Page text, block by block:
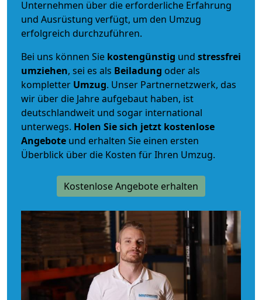
Unternehmen über die erforderliche Erfahrung
und Ausrüstung verfügt, um den Umzug
erfolgreich durchzuführen.
Bei uns können Sie kostengünstig und stressfrei
umziehen, sei es als Beiladung oder als
kompletter Umzug. Unser Partnernetzwerk, das
wir über die Jahre aufgebaut haben, ist
deutschlandweit und sogar international
unterwegs. Holen Sie sich jetzt kostenlose
Angebote und erhalten Sie einen ersten
Überblick über die Kosten für Ihren Umzug.
Kostenlose Angebote erhalten